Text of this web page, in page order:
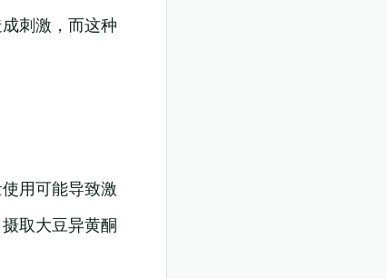
刺激，而这种
用可能导致激
取大豆异黄酮